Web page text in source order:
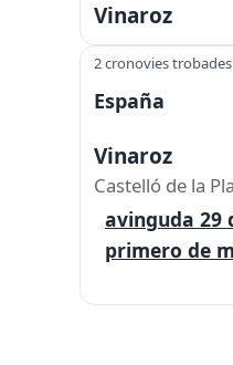
Vinaroz
2 cronovies trobades
España
Vinaroz
Castelló de la
avinguda 29
primero de